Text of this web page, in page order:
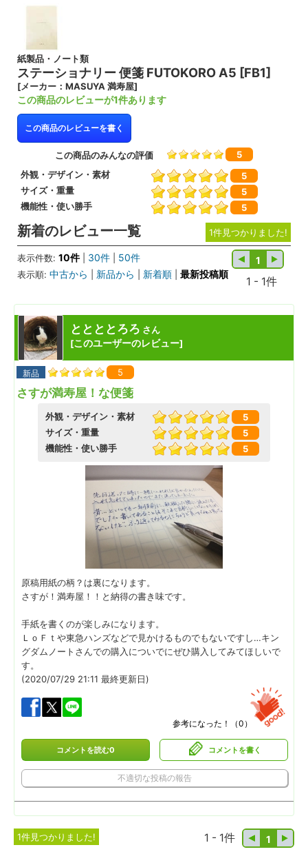
紙製品・ノート類
ステーショナリー 便箋 FUTOKORO A5 [FB1]
[メーカー：MASUYA 満寿屋]
この商品のレビューが1件あります
この商品のレビューを書く
この商品のみんなの評価
5
外観・デザイン・素材
5
サイズ・重量
5
機能性・使い勝手
5
新着のレビュー一覧 1件見つかりました!
表示件数: 10件| 30件 50件
表示順: 中古から 新品から 新着順 最新投稿順
1
1 - 1件
ととととろろ さん
[このユーザーのレビュー]
新品 5
さすが満寿屋！な便箋
外観・デザイン・素材
5
サイズ・重量
5
機能性・使い勝手
5
原稿用紙の柄？は裏になります。
さすが！満寿屋！！と納得の書き味です。
手紙を書くのが楽しみになります。
ＬｏＦｔや東急ハンズなどで見かけるものでもないですし…キン
グダムノートさんでの購入についでにぜひ購入してみてほしいで
す。
(2020/07/29 21:11 最終更新日)
参考になった！（0 ）
コメントを読む0 コメントを書く
不適切な投稿の報告
1件見つかりました! 1
1 - 1件